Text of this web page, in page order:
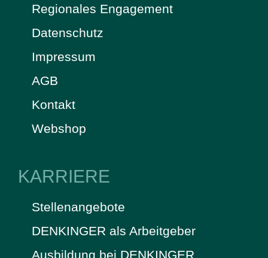
Regionales Engagement
Datenschutz
Impressum
AGB
Kontakt
Webshop
KARRIERE
Stellenangebote
DENKINGER als Arbeitgeber
Ausbildung bei DENKINGER